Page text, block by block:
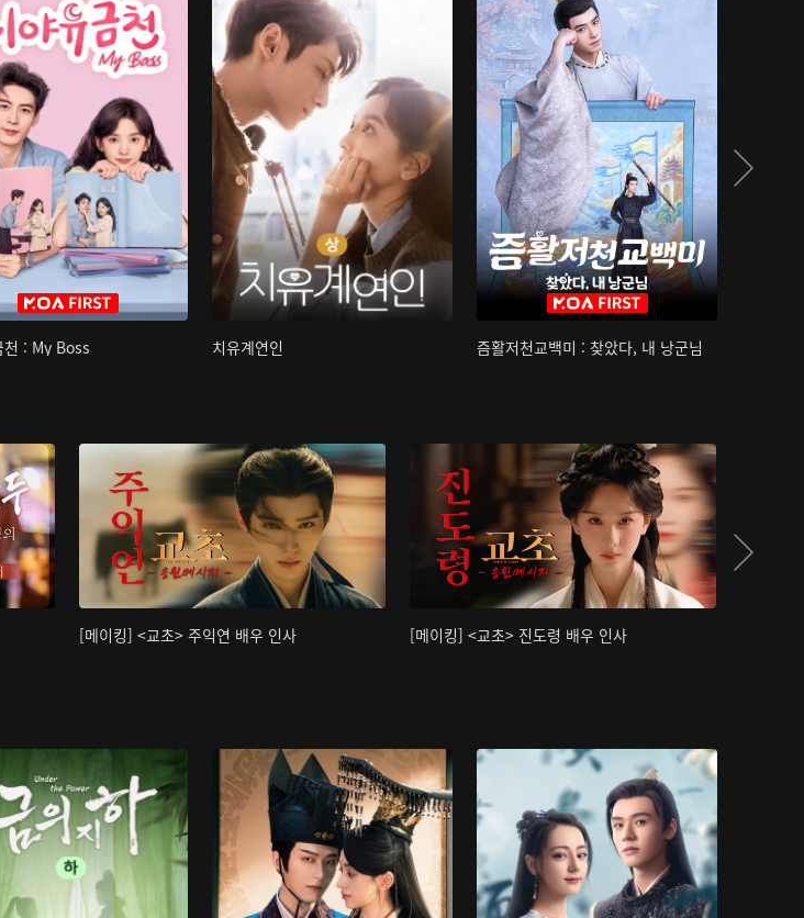
천 : My Boss 치유계연인 즘활저천교백미 : 찾았다, 내 낭군님
[메이킹] <교초> 주익연 배우 인사 [메이킹] <교초> 진도령 배우 인사